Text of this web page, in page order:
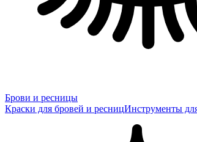
Брови и ресницы
Краски для бровей и ресницИнструменты